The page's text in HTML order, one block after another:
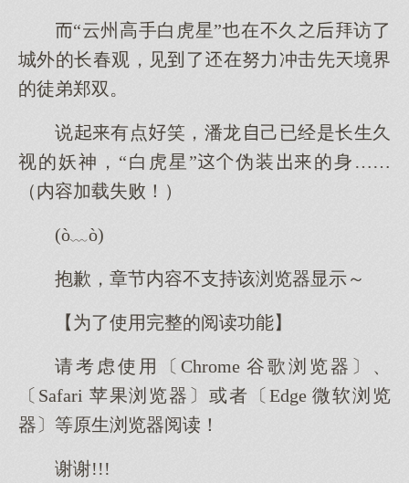
“云州高手白虎星”在不久拜访了
城外的长春观，见了在努力冲击先境界
的徒弟郑双。
说有点笑，潘龙己已经是长生久
视的妖神，“白虎星”伪装的身……
（内容加载失败！）
(ò﹏ò)
抱歉，章节内容不支持该浏览器显示～
【为了使用完整的阅读功能】
请考虑使用〔Chrome 谷歌浏览器〕、
〔Safari 苹果浏览器〕或者〔Edge 微软浏览
器〕等原生浏览器阅读！
谢谢!!!